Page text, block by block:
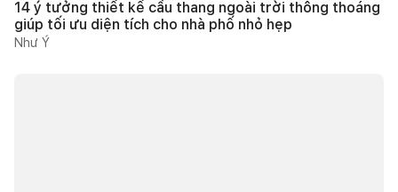
14 ý tưởng thiết kế cầu thang ngoài trời thông thoáng
giúp tối ưu diện tích cho nhà phố nhỏ hẹp
Như Ý